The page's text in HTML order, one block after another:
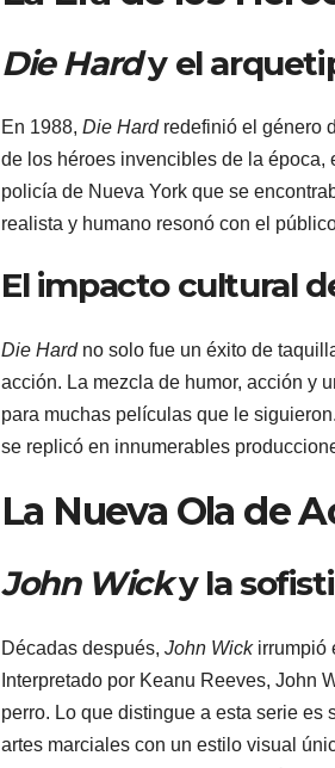
Die Hardy el
En 1988, Die Hardredefinió el género
de los héroes invencibles de la época,
policía de Nueva York que se
realista y humano resonó con el
El impacto cultural
Die Hardno solo fue un éxito de
acción. La mezcla de humor, acción y
para muchas películas que le
se replicó en innumerables
La Nueva Ola de
John Wicky la
Décadas después, John Wickirrumpió
Interpretado por Keanu Reeves, John
perro. Lo que distingue a esta serie es
artes marciales con un estilo visual